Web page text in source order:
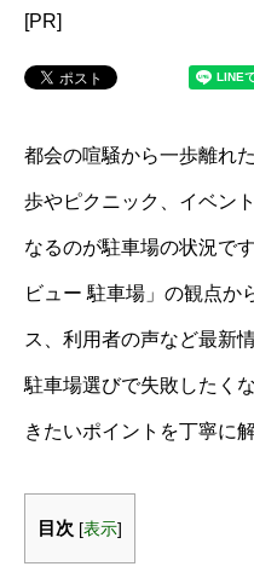
[PR]
都会の喧騒から一歩離れ
歩やピクニック、イベン
なるのが駐車場の状況で
ビュー 駐車場」の観点か
ス、利用者の声など最新
駐車場選びで失敗したく
きたいポイントを丁寧に
目次 [表示]